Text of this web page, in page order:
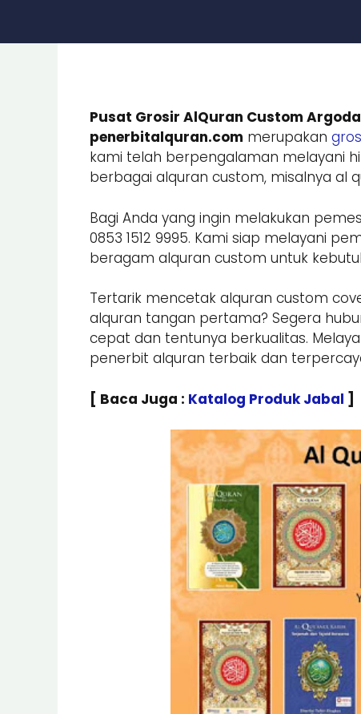
Pusat Grosir AlQuran Custom
penerbitalquran.com merupakan
kami telah berpengalaman melayani
berbagai alquran custom, misalnya al
Bagi Anda yang ingin melakukan
0853 1512 9995. Kami siap melayani
beragam alquran custom untuk
Tertarik mencetak alquran custom
alquran tangan pertama? Segera
cepat dan tentunya berkualitas.
penerbit alquran terbaik dan
[ Baca Juga : Katalog Produk Jabal ]